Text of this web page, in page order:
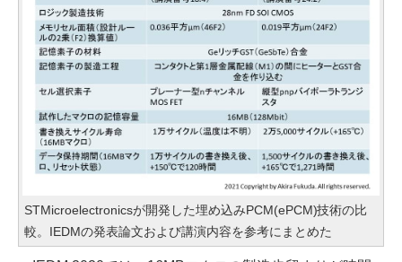
STMicroelectronicsが開発した埋め込みPCM(ePCM)技術の比
較。IEDMの発表論文および講演内容を参考にまとめた